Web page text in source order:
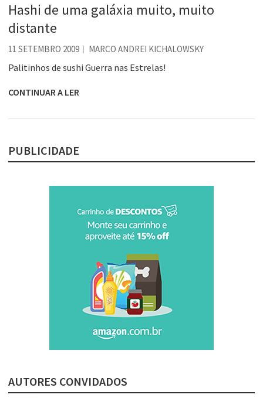
Hashi de uma galáxia muito, muito
distante
11 SETEMBRO 2009 MARCO ANDREI KICHALOWSKY
Palitinhos de sushi Guerra nas Estrelas!
CONTINUAR A LER
PUBLICIDADE
AUTORES CONVIDADOS